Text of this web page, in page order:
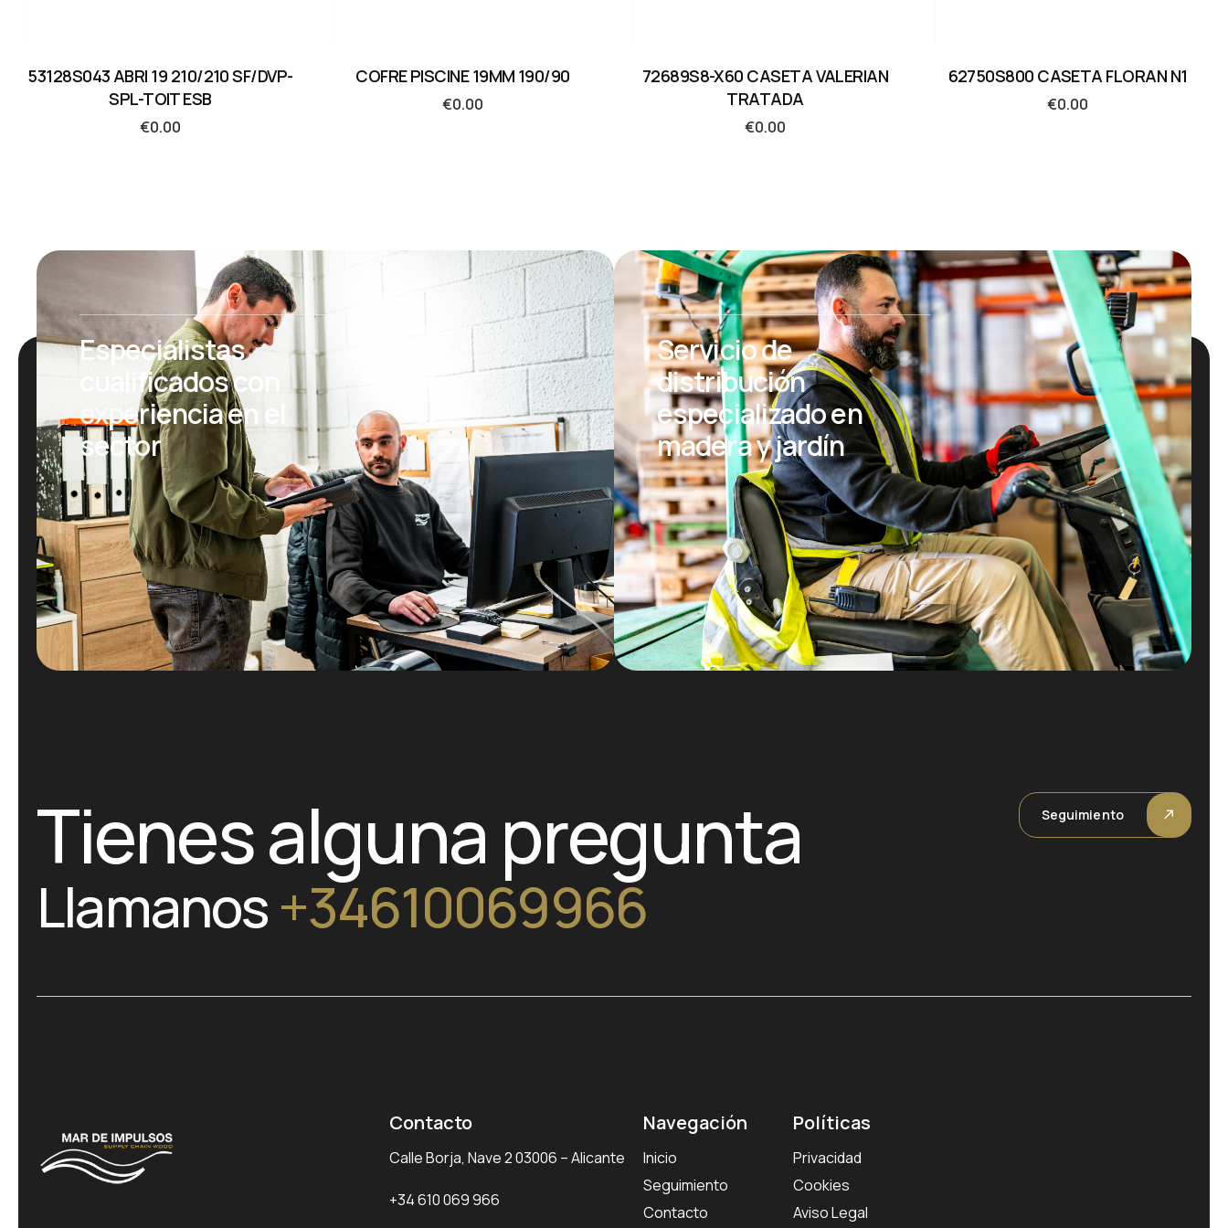
53128S043 ABRI 19 210/210 SF/DVP-
SPL-TOIT ESB
€0.00
COFRE PISCINE 19MM 190/90
€0.00
72689S8-X60 CASETA VALERIAN
TRATADA
€0.00
62750S800 CASETA FLORAN N1
€0.00
Especialistas
cualificados con
experiencia en el
sector
Servicio de
distribución
especializado en
madera y jardín
Tienes alguna pregunta
Llamanos+34610069966
Seguimiento
Contacto
Calle Borja, Nave 2 03006 – Alicante
+34 610 069 966
Navegación
Inicio
Seguimiento
Contacto
Políticas
Privacidad
Cookies
Aviso Legal